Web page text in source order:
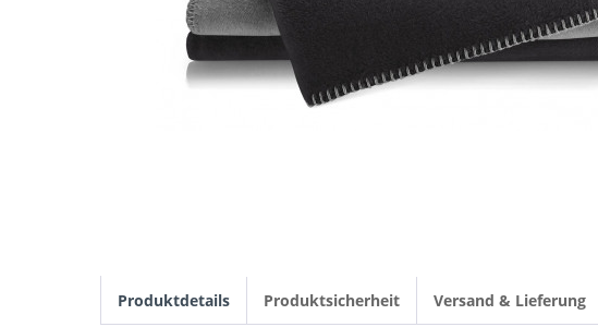
Produktdetails Produktsicherheit Versand & Lieferung